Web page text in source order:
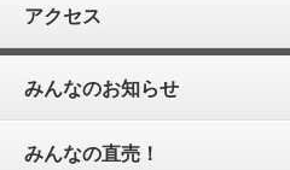
アクセス
みんなのお知らせ
みんなの直売！